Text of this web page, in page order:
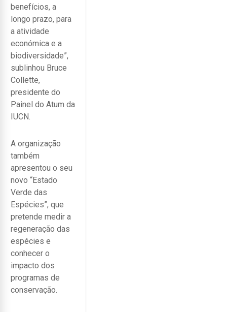
benefícios, a
longo prazo, para
a atividade
económica e a
biodiversidade”,
sublinhou Bruce
Collette,
presidente do
Painel do Atum da
IUCN.
A organização
também
apresentou o seu
novo “Estado
Verde das
Espécies”, que
pretende medir a
regeneração das
espécies e
conhecer o
impacto dos
programas de
conservação.